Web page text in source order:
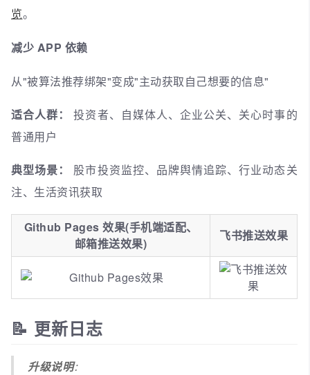
览。
减少 APP 依赖
从"被算法推荐绑架"变成"主动获取自己想要的信息"
适合人群：
投资者、自媒体人、企业公关、关心时事的
普通用户
典型场景：
股市投资监控、品牌舆情追踪、行业动态关
注、生活资讯获取
Github Pages 效果(手机端适配、
邮箱推送效果)
飞书推送效果
📝 更新日志
升级说明：